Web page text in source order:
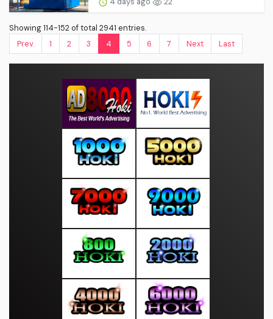
Showing 114-152 of total 2941 entries.
Prev.
1 2 3 4 5 6 7 Next Last